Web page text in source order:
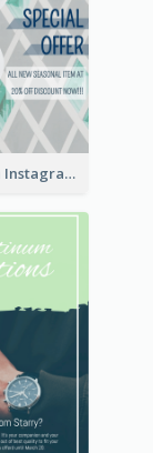
Blue Green Instagram Story